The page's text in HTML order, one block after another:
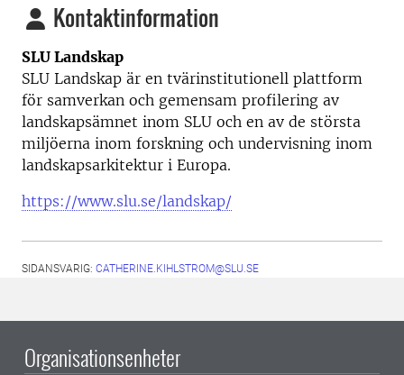
Kontaktinformation
SLU Landskap
SLU Landskap är en tvärinstitutionell plattform
för samverkan och gemensam profilering av
landskapsämnet inom SLU och en av de största
miljöerna inom forskning och undervisning inom
landskapsarkitektur i Europa.
https://www.slu.se/landskap/
SIDANSVARIG: CATHERINE.KIHLSTROM@SLU.SE
Organisationsenheter